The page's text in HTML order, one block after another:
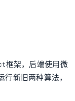
框架，后端使用微
新旧两种算法，